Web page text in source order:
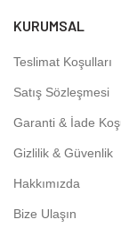
KURUMSAL
Teslimat Koşulları
Satış Sözleşmesi
Garanti & İade
Gizlilik & Güvenlik
Hakkımızda
Bize Ulaşın